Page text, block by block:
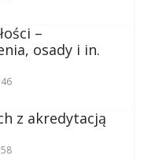
–
osady i in.
z akredytacją